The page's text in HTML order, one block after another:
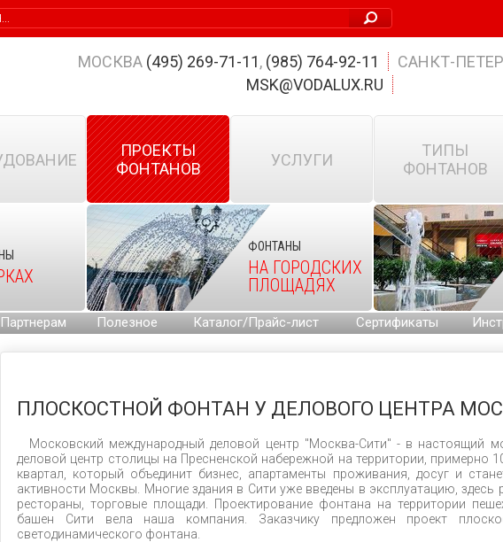
МОСКВА (495) 269-71-11, (985) 764-92-11 САНКТ-
MSK@VODALUX.RU
ПРОЕКТЫ
ФОНТАНОВ
УСЛУГИ
ТИПЫ
ФОНТАНОВ
ФОНТАНЫ
НА ГОРОДСКИХ
ПЛОЩАДЯХ
Партнерам Полезное Каталог/Прайс-лист Сертификаты
ПЛОСКОСТНОЙ ФОНТАН У ДЕЛОВОГО ЦЕНТРА
Московский международный деловой центр "Москва-Сити" - в настоящий
деловой центр столицы на Пресненской набережной на территории, примерно
квартал, который объединит бизнес, апартаменты проживания, досуг и
активности Москвы. Многие здания в Сити уже введены в эксплуатацию,
рестораны, торговые площади. Проектирование фонтана на территории
башен Сити вела наша компания. Заказчику предложен проект
светодинамического фонтана.